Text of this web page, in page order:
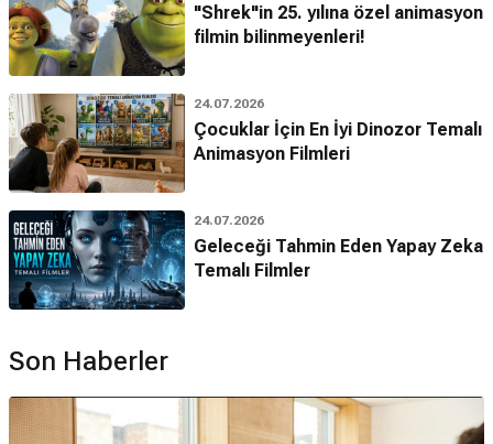
"Shrek"in 25. yılına özel animasyon
filmin bilinmeyenleri!
24.07.2026
Çocuklar İçin En İyi Dinozor Temalı
Animasyon Filmleri
24.07.2026
Geleceği Tahmin Eden Yapay Zeka
Temalı Filmler
Son Haberler